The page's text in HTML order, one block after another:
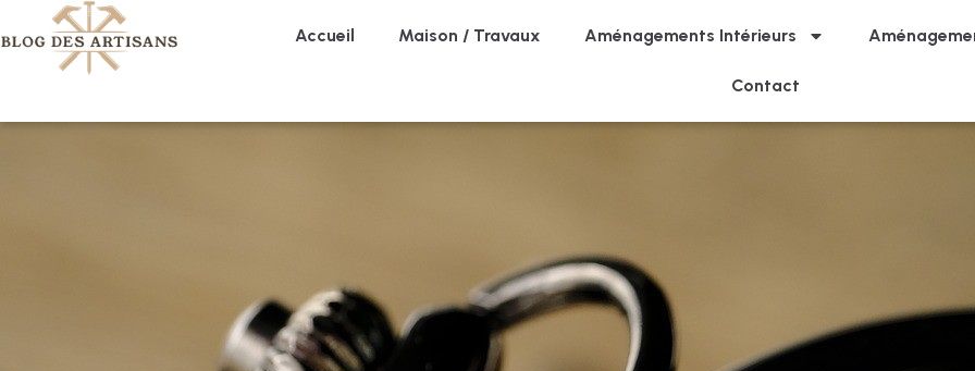
Accueil Maison / Travaux Aménagements Intérieurs
Contact